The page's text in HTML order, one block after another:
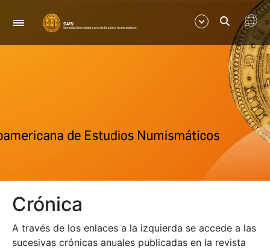
Navegación
Mostrar/Ocultar
Mostrar/Ocultar
Crónica
A través de los enlaces a la izquierda se accede a las
sucesivas crónicas anuales publicadas en la revista